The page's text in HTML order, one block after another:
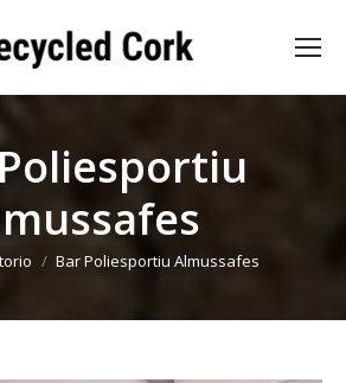
Bar Poliesportiu Almussafes